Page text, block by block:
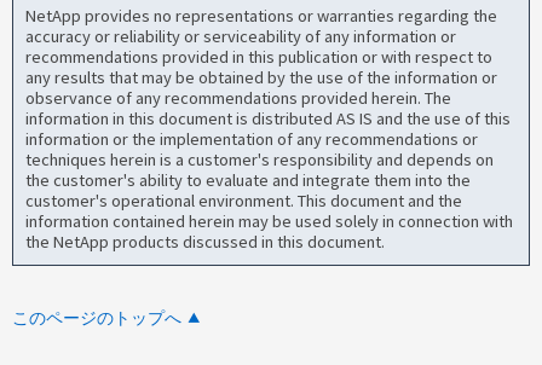
NetApp provides no representations or warranties regarding the
accuracy or reliability or serviceability of any information or
recommendations provided in this publication or with respect to
any results that may be obtained by the use of the information or
observance of any recommendations provided herein. The
information in this document is distributed AS IS and the use of this
information or the implementation of any recommendations or
techniques herein is a customer's responsibility and depends on
the customer's ability to evaluate and integrate them into the
customer's operational environment. This document and the
information contained herein may be used solely in connection with
the NetApp products discussed in this document.
このページのトップへ